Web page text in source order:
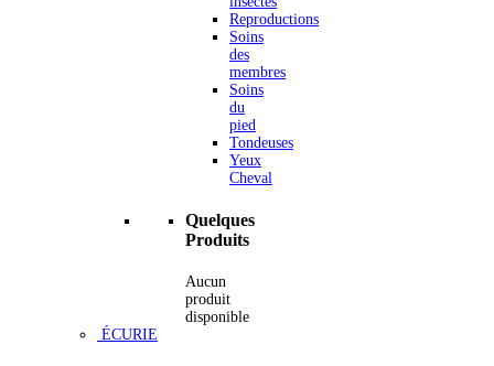
Reproductions
Soins
des
membres
Soins
du
pied
Tondeuses
Yeux
Cheval
Quelques
Produits
Aucun
produit
disponible
ÉCURIE